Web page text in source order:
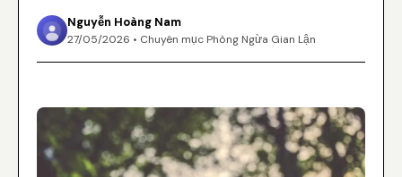
Nguyễn Hoàng Nam
27/05/2026 • Chuyên mục Phòng Ngừa Gian Lận